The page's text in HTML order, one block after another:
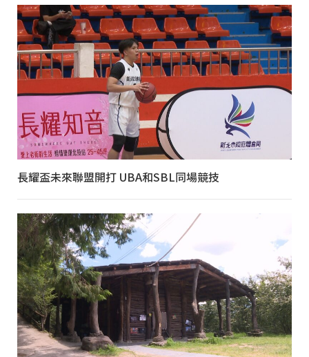
長耀盃未來聯盟開打 UBA和SBL同場競技